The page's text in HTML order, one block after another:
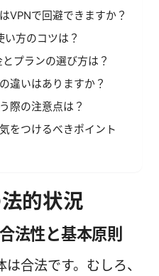
VPNで回避できますか？
方のコツは？
プランの選び方は？
違いはありますか？
際の注意点は？
をつけるべきポイント
的状況
法性と基本原則
合法です。むしろ、